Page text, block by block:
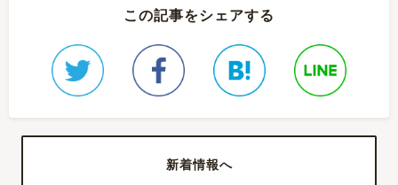
この記事をシェアする
新着情報へ